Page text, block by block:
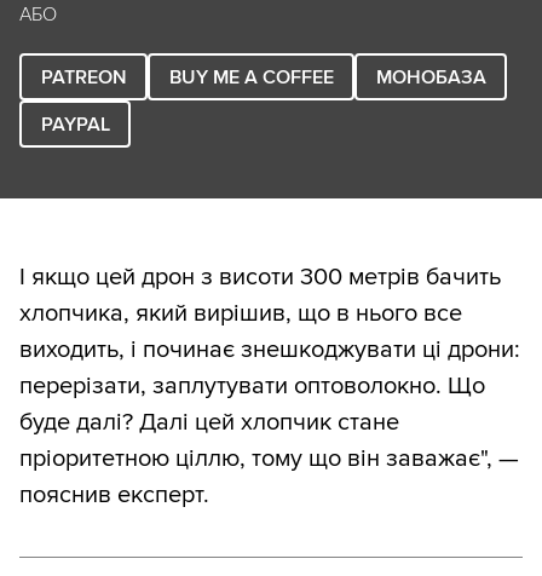
АБО
PATREON BUY ME A COFFEE
МОНОБАЗА
PAYPAL
І якщо цей дрон з висоти 300 метрів бачить
хлопчика, який вирішив, що в нього все
виходить, і починає знешкоджувати ці дрони:
перерізати, заплутувати оптоволокно. Що
буде далі? Далі цей хлопчик стане
пріоритетною ціллю, тому що він заважає", —
пояснив експерт.